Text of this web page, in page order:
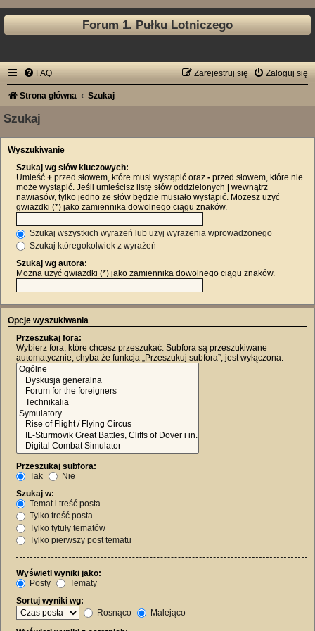
Forum 1. Pułku Lotniczego
FAQ Zaloguj się
Zarejestruj się
Strona główna Szukaj
Szukaj
Wyszukiwanie
Szukaj wg słów kluczowych:
Umieść + przed słowem, które musi wystąpić oraz - przed słowem, które nie
może wystąpić. Jeśli umieścisz listę słów oddzielonych
wewnątrz
nawiasów, tylko jedno ze słów będzie musiało wystąpić. Możesz użyć
gwiazdki (*) jako zamiennika dowolnego ciągu znaków.
Szukaj wszystkich wyrażeń lub użyj wyrażenia wprowadzonego
Szukaj któregokolwiek z wyrażeń
Szukaj wg autora:
Można użyć gwiazdki (*) jako zamiennika dowolnego ciągu znaków.
Opcje wyszukiwania
Przeszukaj fora:
Wybierz fora, które chcesz przeszukać. Subfora są przeszukiwane
automatycznie, chyba że funkcja „Przeszukuj subfora”, jest wyłączona.
Przeszukaj subfora:
Tak
Nie
Szukaj w:
Temat i treść posta
Tylko treść posta
Tylko tytuły tematów
Tylko pierwszy post tematu
Wyświetl wyniki jako:
Posty
Tematy
Sortuj wyniki wg:
Rosnąco
Malejąco